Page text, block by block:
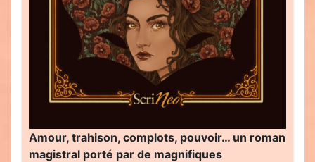
Amour, trahison, complots, pouvoir… un roman
magistral porté par de magnifiques